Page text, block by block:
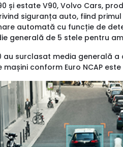
și estate V90, Volvo Cars,
siguranța auto, fiind
automată cu funcție de
generală de 5 stele pentru
au surclasat media generală
conform Euro NCAP